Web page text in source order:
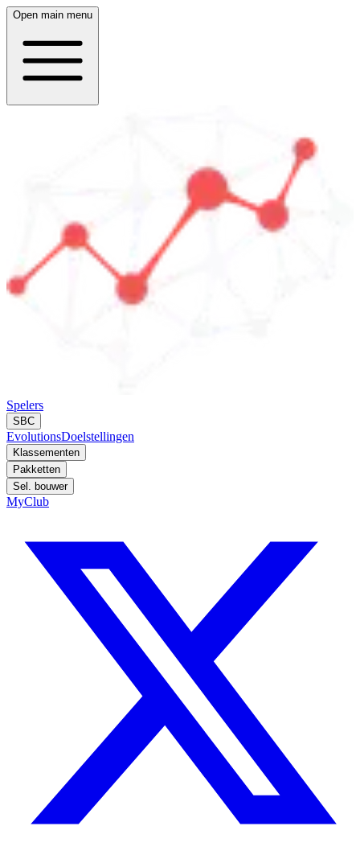
Open main menu
Spelers
SBC
EvolutionsDoelstellingen
Klassementen
Pakketten
Sel. bouwer
MyClub